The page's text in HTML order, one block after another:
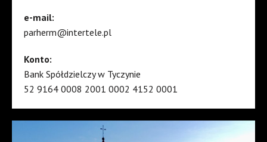
e-mail:
parherm@intertele.pl
Konto:
Bank Spółdzielczy w Tyczynie
52 9164 0008 2001 0002 4152 0001